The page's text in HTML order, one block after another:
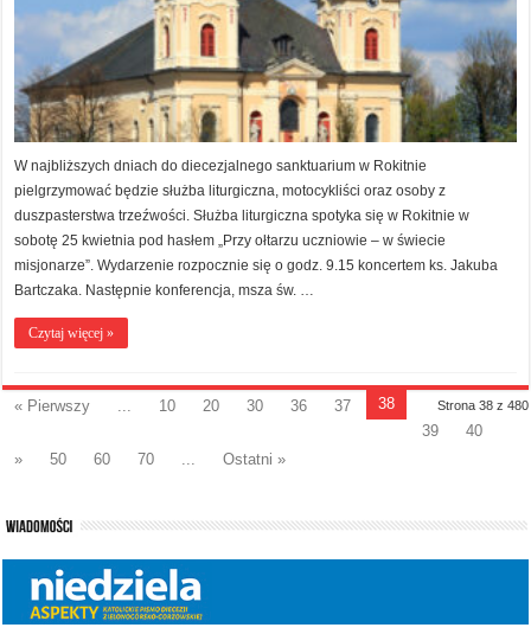
W najbliższych dniach do diecezjalnego sanktuarium w Rokitnie
pielgrzymować będzie służba liturgiczna, motocykliści oraz osoby z
duszpasterstwa trzeźwości. Służba liturgiczna spotyka się w Rokitnie w
sobotę 25 kwietnia pod hasłem „Przy ołtarzu uczniowie – w świecie
misjonarze”. Wydarzenie rozpocznie się o godz. 9.15 koncertem ks. Jakuba
Bartczaka. Następnie konferencja, msza św. …
Czytaj więcej »
Strona 38 z 480
« Pierwszy 10 20 30 36 37
38
39
40
»
50 60 70 Ostatni »